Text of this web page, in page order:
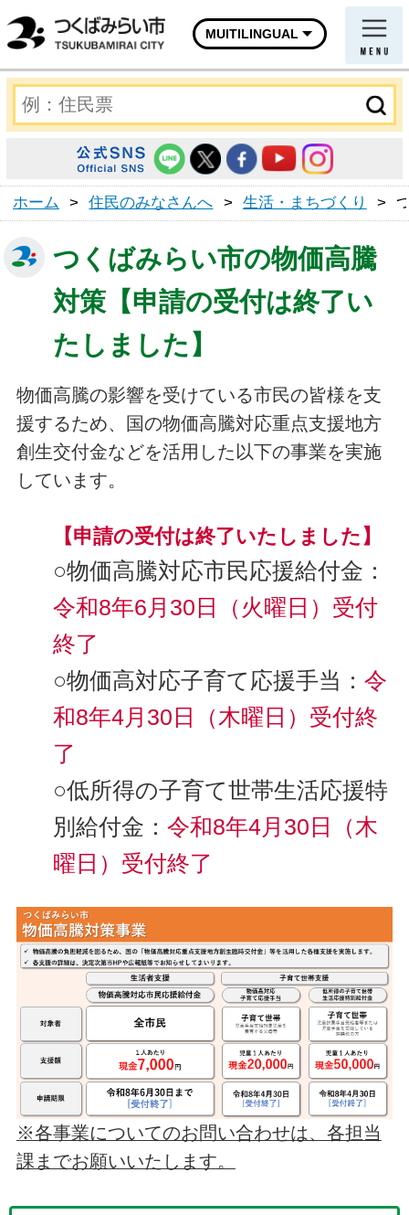
MUITILINGUAL
ホーム > 住民のみなさんへ > 生活・まちづくり >
つくばみらい市の物価高騰
対策【申請の受付は終了い
たしました】
物価高騰の影響を受けている市民の皆様を支
援するため、国の物価高騰対応重点支援地方
創生交付金などを活用した以下の事業を実施
しています。
【申請の受付は終了いたしました】
○物価高騰対応市民応援給付金：
令和8年6月30日（火曜日）受付
終了
○物価高対応子育て応援手当： 令
和8年4月30日（木曜日）受付終
了
○低所得の子育て世帯生活応援特
別給付金： 令和8年4月30日（木
曜日）受付終了
※各事業についてのお問い合わせは、各担当
課までお願いいたします。